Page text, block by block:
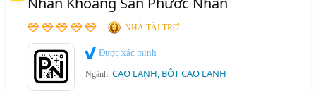
NHÀ TÀI TRỢ
Được xác minh
Ngành:CAO LANH, BỘT CAO LANH